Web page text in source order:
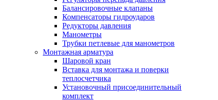
Балансировочные клапаны
Компенсаторы гидроударов
Редукторы давления
Манометры
Трубки петлевые для манометров
Монтажная арматура
Шаровой кран
Вставка для монтажа и поверки
теплосчетчика
Установочный присоединительный
комплект